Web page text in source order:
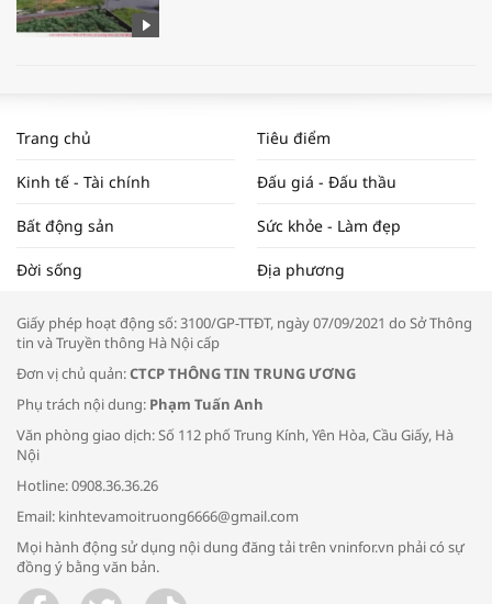
NAM NĂM 2024 VÀ NĂM 2025 | NHỊP
ĐẬP THỊ TRƯỜNG #62
Tọa đàm “Xúc tiến thương mại: Khơi
Bác sĩ tư vấn cách phòng tránh bệnh
đường hô hấp trong thời tiết giao mùa
Trao yêu thương cho em
Trang chủ Tiêu điểm
Kinh tế - Tài chính Đấu giá - Đấu thầu
Bất động sản Sức khỏe - Làm đẹp
Đời sống Địa phương
Giấy phép hoạt động số: 3100/GP-TTĐT, ngày 07/09/2021 do Sở Thông
tin và Truyền thông Hà Nội cấp
Đơn vị chủ quản:CTCP THÔNG TIN TRUNG ƯƠNG
Phụ trách nội dung: Phạm Tuấn Anh
Văn phòng giao dịch: Số 112 phố Trung Kính, Yên Hòa, Cầu Giấy, Hà
Nội
Hotline: 0908.36.36.26
Email: kinhtevamoitruong6666@gmail.com
Mọi hành động sử dụng nội dung đăng tải trên vninfor.vn phải có sự
đồng ý bằng văn bản.